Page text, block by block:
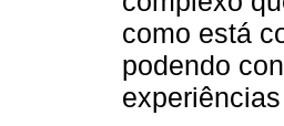
como está
podendo